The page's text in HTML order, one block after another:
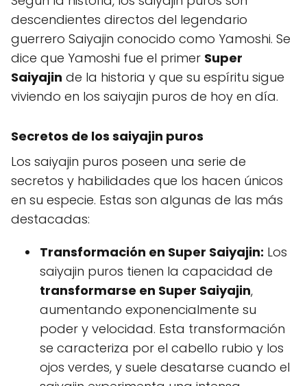
descendientes directos del legendario
guerrero Saiyajin conocido como Yamoshi. Se
dice que Yamoshi fue el primer Super
Saiyajin de la historia y que su espíritu sigue
viviendo en los saiyajin puros de hoy en día.
Secretos de los saiyajin puros
Los saiyajin puros poseen una serie de
secretos y habilidades que los hacen únicos
en su especie. Estas son algunas de las más
destacadas:
Transformación en Super Saiyajin: Los
saiyajin puros tienen la capacidad de
transformarse en Super Saiyajin,
aumentando exponencialmente su
poder y velocidad. Esta transformación
se caracteriza por el cabello rubio y los
ojos verdes, y suele desatarse cuando el